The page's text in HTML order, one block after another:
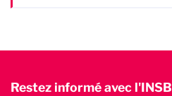
Restez informé avec l'INSB